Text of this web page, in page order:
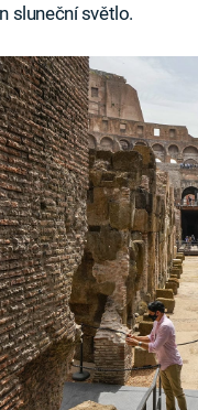
sluneční světlo.